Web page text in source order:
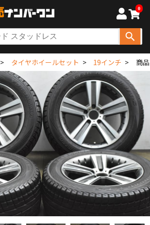
0
タイヤホイールセット 19インチ 商